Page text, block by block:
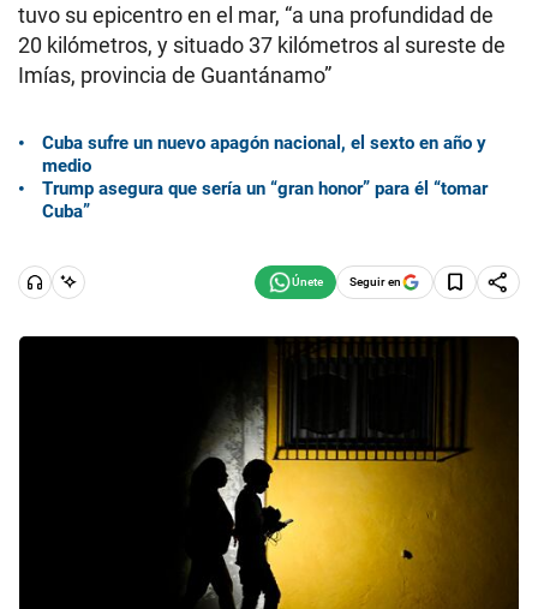
tuvo su epicentro en el mar, “a una profundidad de
20 kilómetros, y situado 37 kilómetros al sureste de
Imías, provincia de Guantánamo”
Cuba sufre un nuevo apagón nacional, el sexto en año y
medio
Trump asegura que sería un “gran honor” para él “tomar
Cuba”
Seguir en